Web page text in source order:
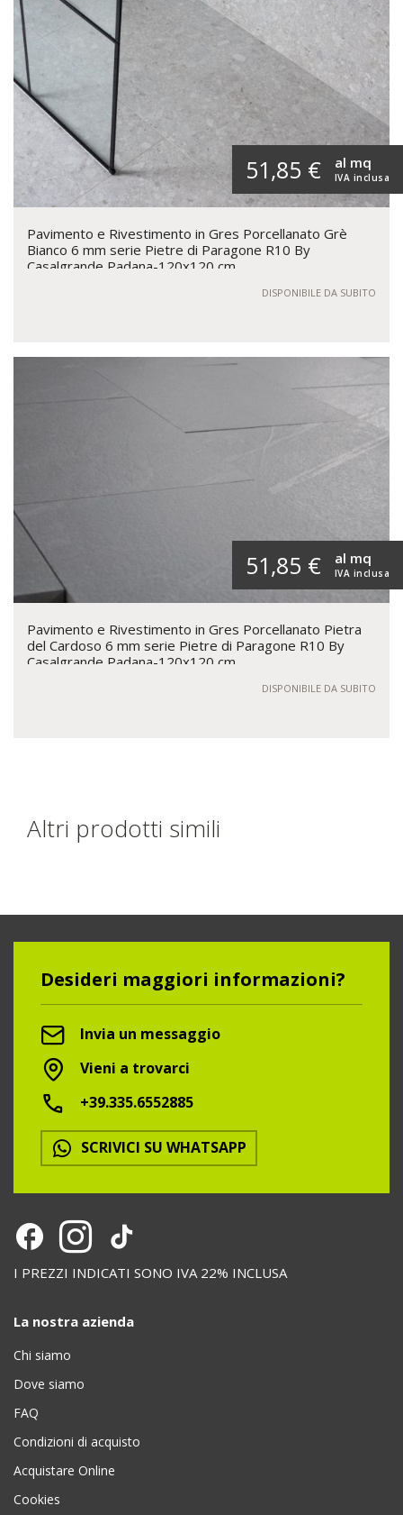
51,85 € IVA inclusa
al mq
Pavimento e Rivestimento in Gres Porcellanato Grè
Bianco 6 mm serie Pietre di Paragone R10 By
Casalgrande Padana-120x120 cm
DISPONIBILE DA SUBITO
51,85 € IVA inclusa
al mq
Pavimento e Rivestimento in Gres Porcellanato Pietra
del Cardoso 6 mm serie Pietre di Paragone R10 By
Casalgrande Padana-120x120 cm
DISPONIBILE DA SUBITO
Altri prodotti simili
Desideri maggiori informazioni?
Invia un messaggio
Vieni a trovarci
+39.335.6552885
SCRIVICI SU WHATSAPP
I PREZZI INDICATI SONO IVA 22% INCLUSA
La nostra azienda
Chi siamo
Dove siamo
FAQ
Condizioni di acquisto
Acquistare Online
Cookies